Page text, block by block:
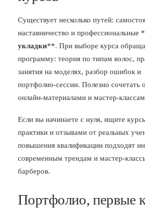
Существует несколько путей:
наставничество и профессиональные
укладки**. При выборе курса
программу: теория по типам волос,
занятия на моделях, разбор ошибок и
портфолио‑сессии. Полезно сочетать
онлайн‑материалами и
Если вы начинаете с нуля, ищите
практики и отзывами от реальных
повышения квалификации подходят
современным трендам и
барберов.
Портфолио, первые